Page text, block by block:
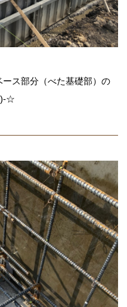
ス部分（べた基礎部）の
)-☆